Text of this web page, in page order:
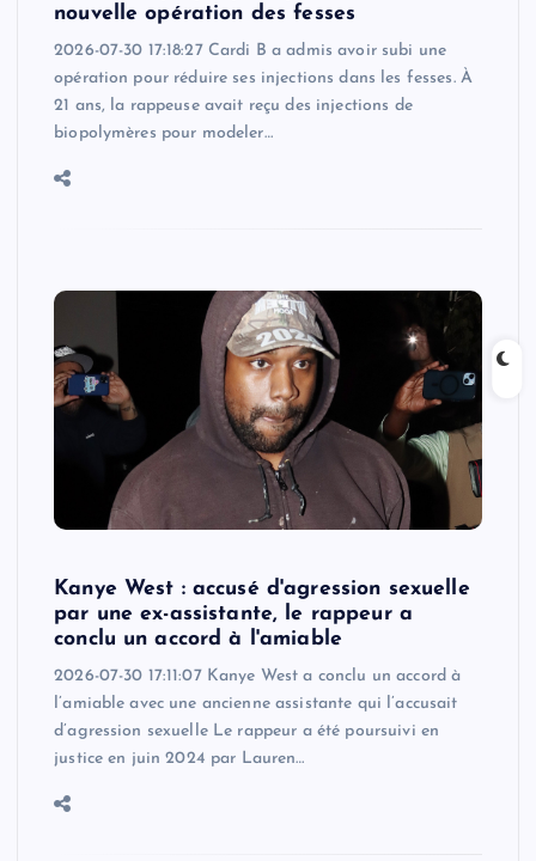
nouvelle opération des fesses
2026-07-30 17:18:27 Cardi B a admis avoir subi une
opération pour réduire ses injections dans les fesses. À
21 ans, la rappeuse avait reçu des injections de
biopolymères pour modeler…
Kanye West : accusé d'agression sexuelle
par une ex-assistante, le rappeur a
conclu un accord à l'amiable
2026-07-30 17:11:07 Kanye West a conclu un accord à
l’amiable avec une ancienne assistante qui l’accusait
d’agression sexuelle Le rappeur a été poursuivi en
justice en juin 2024 par Lauren…